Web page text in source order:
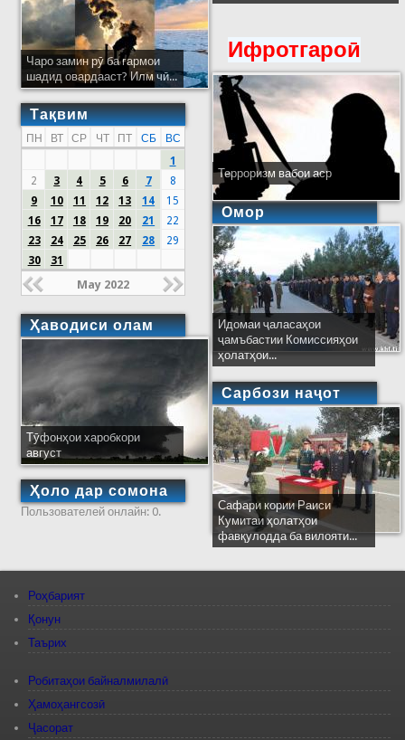
Чаро замин рӯ ба гармои
шадид овардааст? Илм чӣ...
Тақвим
ПН ВТ СР ЧТ ПТ СБ
ВС
1
2
3 4 5 6 7
8
9
10 11 12 13 14
15
16
17 18 19 20 21
22
23
24 25 26 27 28
29
30
31
May 2022
Ҳаводиси олам
Тӯфонҳои харобкори
август
Ҳоло дар сомона
Пользователей онлайн: 0.
Ифротгароӣ
Терроризм вабои аср
Омор
Идомаи ҷаласаҳои
ҷамъбастии Комиссияҳои
ҳолатҳои...
Сарбози наҷот
Сафари кории Раиси
Кумитаи ҳолатҳои
фавқулодда ба вилояти...
Роҳбарият
Қонун
Таърих
Робитаҳои байналмилалӣ
Ҳамоҳангсозӣ
Ҷасорат